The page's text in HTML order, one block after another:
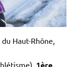
Haut-Rhône,
1ère